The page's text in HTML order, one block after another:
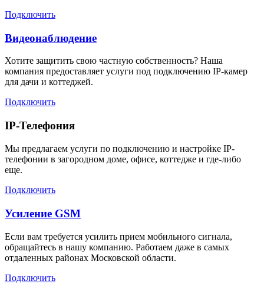
Подключить
Видеонаблюдение
Хотите защитить свою частную собственность? Наша
компания предоставляет услуги под подключению IP-камер
для дачи и коттеджей.
Подключить
IP-Телефония
Мы предлагаем услуги по подключению и настройке IP-
телефонии в загородном доме, офисе, коттедже и где-либо
еще.
Подключить
Усиление GSM
Если вам требуется усилить прием мобильного сигнала,
обращайтесь в нашу компанию. Работаем даже в самых
отдаленных районах Московской области.
Подключить